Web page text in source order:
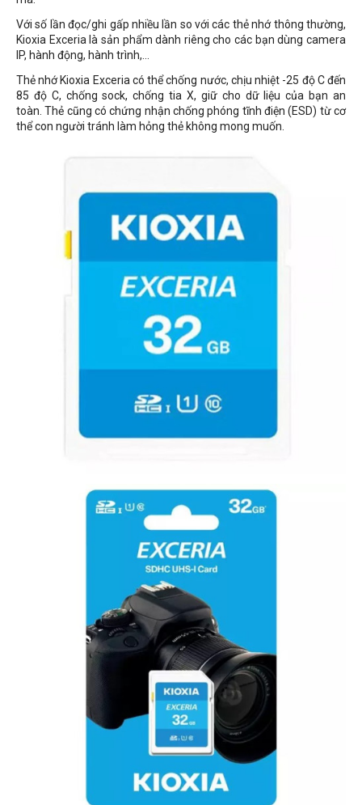
Với số lần đọc/ghi gấp nhiều lần so với các thẻ nhớ thông thường,
Kioxia Exceria là sản phẩm dành riêng cho các bạn dùng camera
IP, hành động, hành trình,...
Thẻ nhớ Kioxia Exceria có thể chống nước, chịu nhiệt -25 độ C đến
85 độ C, chống sock, chống tia X, giữ cho dữ liệu của bạn an
toàn.Thẻ cũng có chứng nhận chống phóng tĩnh điện (ESD) từ cơ
thể con người tránh làm hỏng thẻ không mong muốn.